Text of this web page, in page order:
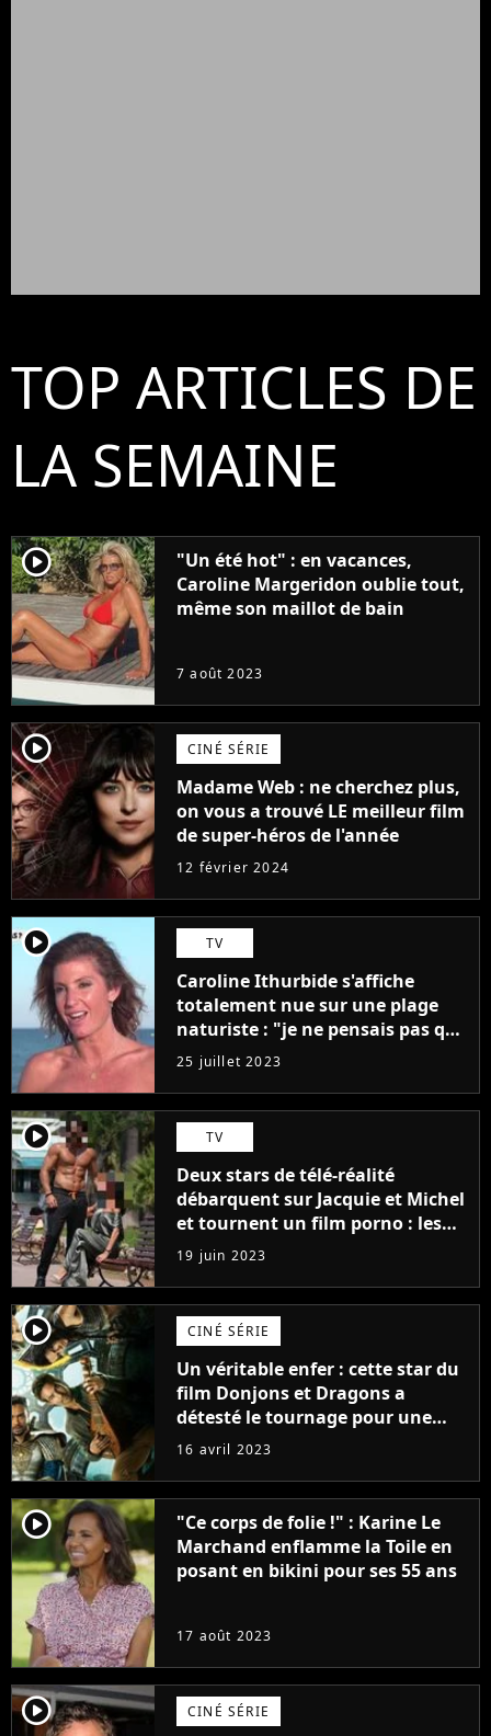
TOP ARTICLES DE
LA SEMAINE
player2
"Un été hot" : en vacances,
Caroline Margeridon oublie tout,
même son maillot de bain
7 août 2023
player2 CINÉ SÉRIE
Madame Web : ne cherchez plus,
on vous a trouvé LE meilleur film
de super-héros de l'année
12 février 2024
player2 TV
Caroline Ithurbide s'affiche
totalement nue sur une plage
naturiste : "je ne pensais pas que
j'arriverais à le faire..."
25 juillet 2023
player2 TV
Deux stars de télé-réalité
débarquent sur Jacquie et Michel
et tournent un film porno : les
premières images du tournage
(exclu)
19 juin 2023
player2 CINÉ SÉRIE
Un véritable enfer : cette star du
film Donjons et Dragons a
détesté le tournage pour une
raison très spéciale
16 avril 2023
player2
"Ce corps de folie !" : Karine Le
Marchand enflamme la Toile en
posant en bikini pour ses 55 ans
17 août 2023
player2 CINÉ SÉRIE